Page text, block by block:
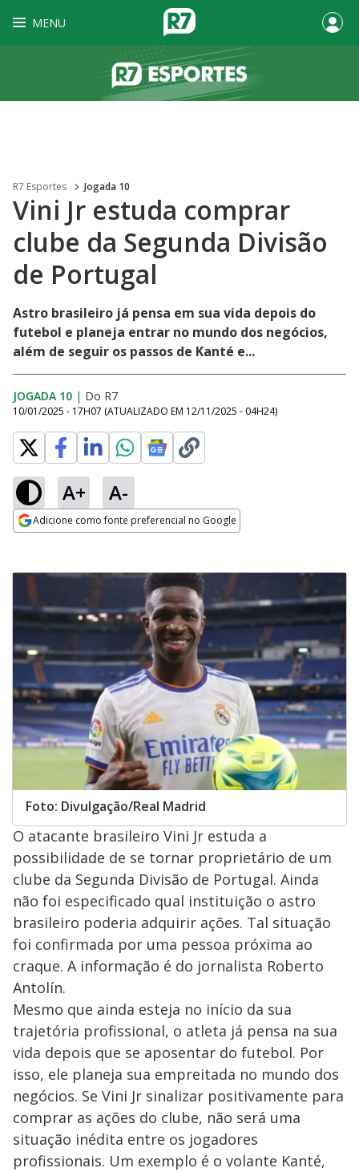
MENU
R7 Esportes Jogada 10
Vini Jr estuda comprar
clube da Segunda Divisão
de Portugal
Astro brasileiro já pensa em sua vida depois do
futebol e planeja entrar no mundo dos negócios,
além de seguir os passos de Kanté e...
JOGADA 10 | Do R7
10/01/2025 - 17H07 (ATUALIZADO EM 12/11/2025 - 04H24)
A+ A-
Adicione como fonte preferencial no Google
Foto: Divulgação/Real Madrid
O atacante brasileiro Vini Jr estuda a
possibilidade de se tornar proprietário de um
clube da Segunda Divisão de Portugal. Ainda
não foi especificado qual instituição o astro
brasileiro poderia adquirir ações. Tal situação
foi confirmada por uma pessoa próxima ao
craque. A informação é do jornalista Roberto
Antolín.
Mesmo que ainda esteja no início da sua
trajetória profissional, o atleta já pensa na sua
vida depois que se aposentar do futebol. Por
isso, ele planeja sua empreitada no mundo dos
negócios. Se Vini Jr sinalizar positivamente para
comprar as ações do clube, não será uma
situação inédita entre os jogadores
profissionais. Um exemplo é o volante Kanté,